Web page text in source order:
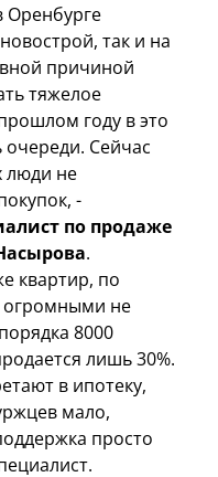
Оренбурге
так и на
причиной
тяжелое
году в это
очереди. Сейчас
люди не
-
по продаже
.
квартир, по
огромными не
8000
лишь 30%.
в ипотеку,
мало,
просто